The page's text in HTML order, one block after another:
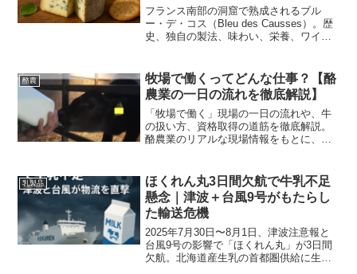
フランス南部の洞窟で熟成されるブル
ー・デ・コス（Bleu des Causses）。歴
史、独自の製法、味わい、栄養、ワイン
酪農
牧場で働くってどんな仕事？【酪
農業の一日の流れを徹底解説】
「牧場で働く」現場の一日の流れや、牛
の扱い方、資格取得の道筋を徹底解説。
酪農業のリアルな現場情報をもとに、初
乳製品
ほくれん丸3日間欠航で牛乳不足
懸念｜津波＋台風9号がもたらし
た輸送危機
2025年7月30日〜8月1日、津波注意報と
台風9号の影響で「ほくれん丸」が3日間
欠航。北海道産生乳の首都圏供給に生じ